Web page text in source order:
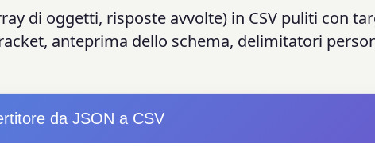
di oggetti, risposte avvolte) in CSV puliti con
anteprima dello schema, delimitatori
da JSON a CSV